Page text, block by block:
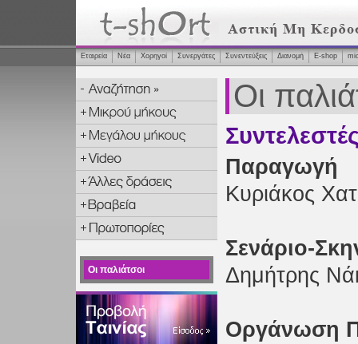
Εταιρεία Νέα Χορηγοί Συνεργάτες Συνεντεύξεις Διανομή Ε-shop
Οι παλιάτσοι
Οι
Παραγωγή
Κυριάκος
Σενάριο-
Δημήτρης
Οργάνωση